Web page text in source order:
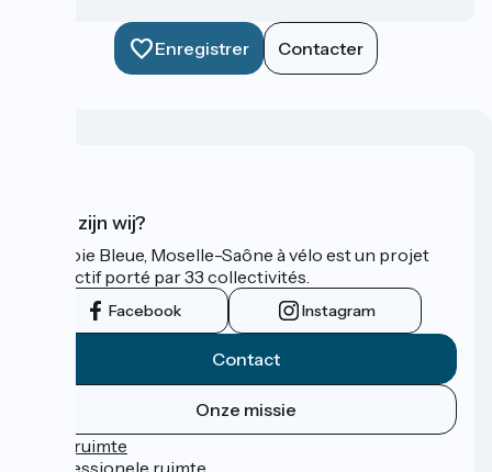
Enregistrer Contacter
Wie zijn wij?
La Voie Bleue, Moselle-Saône à vélo est un projet
collectif porté par 33 collectivités.
Facebook Instagram
Contact
Onze missie
Persruimte
Professionele ruimte